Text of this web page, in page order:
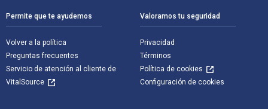
Permite que te ayudemos
Volver a la política
Preguntas frecuentes
Servicio de atención al cliente de
VitalSource
Valoramos tu seguridad
Privacidad
Términos
Política de cookies
Configuración de cookies